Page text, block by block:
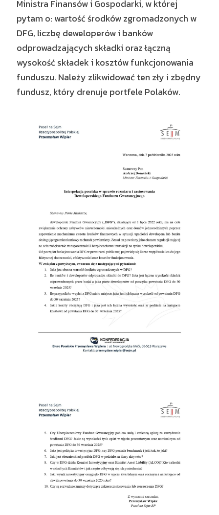
Ministra Finansów i Gospodarki, w której
pytam o: wartość środków zgromadzonych w
DFG, liczbę deweloperów i banków
odprowadzających składki oraz łączną
wysokość składek i kosztów funkcjonowania
funduszu. Należy zlikwidować ten zły i zbędny
fundusz, który drenuje portfele Polaków.